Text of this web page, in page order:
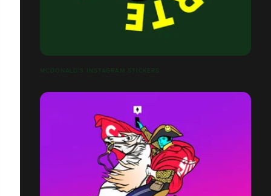
MCDONALD'S INSTAGRAM STICKERS